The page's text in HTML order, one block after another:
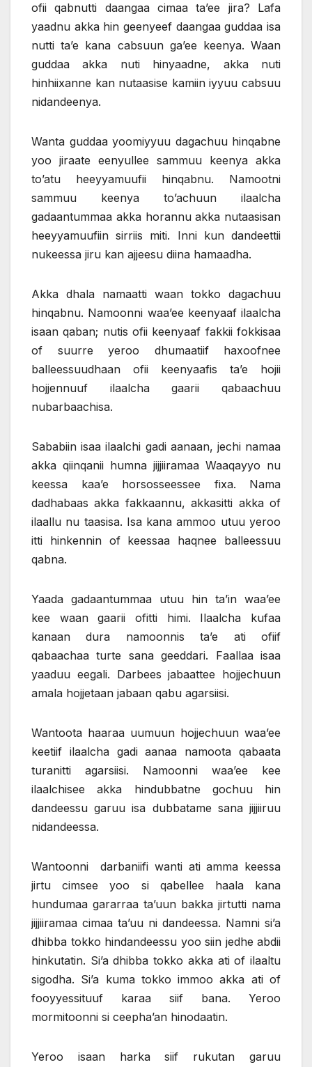
ofii qabnutti daangaa cimaa ta’ee jira? Lafa
yaadnu akka hin geenyeef daangaa guddaa isa
nutti ta’e kana cabsuun ga’ee keenya. Waan
guddaa akka nuti hinyaadne, akka nuti
hinhiixanne kan nutaasise kamiin iyyuu cabsuu
nidandeenya.
Wanta guddaa yoomiyyuu dagachuu hinqabne
yoo jiraate eenyullee sammuu keenya akka
to’atu heeyyamuufii hinqabnu. Namootni
sammuu keenya to’achuun ilaalcha
gadaantummaa akka horannu akka nutaasisan
heeyyamuufiin sirriis miti. Inni kun dandeettii
nukeessa jiru kan ajjeesu diina hamaadha.
Akka dhala namaatti waan tokko dagachuu
hinqabnu. Namoonni waa’ee keenyaaf ilaalcha
isaan qaban; nutis ofii keenyaaf fakkii fokkisaa
of suurre yeroo dhumaatiif haxoofnee
balleessuudhaan ofii keenyaafis ta’e hojii
hojjennuuf ilaalcha gaarii qabaachuu
nubarbaachisa.
Sababiin isaa ilaalchi gadi aanaan, jechi namaa
akka qiinqanii humna jijjiiramaa Waaqayyo nu
keessa kaa’e horsosseessee fixa. Nama
dadhabaas akka fakkaannu, akkasitti akka of
ilaallu nu taasisa. Isa kana ammoo utuu yeroo
itti hinkennin of keessaa haqnee balleessuu
qabna.
Yaada gadaantummaa utuu hin ta’in waa’ee
kee waan gaarii ofitti himi. Ilaalcha kufaa
kanaan dura namoonnis ta’e ati ofiif
qabaachaa turte sana geeddari. Faallaa isaa
yaaduu eegali. Darbees jabaattee hojjechuun
amala hojjetaan jabaan qabu agarsiisi.
Wantoota haaraa uumuun hojjechuun waa’ee
keetiif ilaalcha gadi aanaa namoota qabaata
turanitti agarsiisi. Namoonni waa’ee kee
ilaalchisee akka hindubbatne gochuu hin
dandeessu garuu isa dubbatame sana jijjiiruu
nidandeessa.
Wantoonni darbaniifi wanti ati amma keessa
jirtu cimsee yoo si qabellee haala kana
hundumaa gararraa ta’uun bakka jirtutti nama
jijjiiramaa cimaa ta’uu ni dandeessa. Namni si’a
dhibba tokko hindandeessu yoo siin jedhe abdii
hinkutatin. Si’a dhibba tokko akka ati of ilaaltu
sigodha. Si’a kuma tokko immoo akka ati of
fooyyessituuf karaa siif bana. Yeroo
mormitoonni si ceepha’an hinodaatin.
Yeroo isaan harka siif rukutan garuu